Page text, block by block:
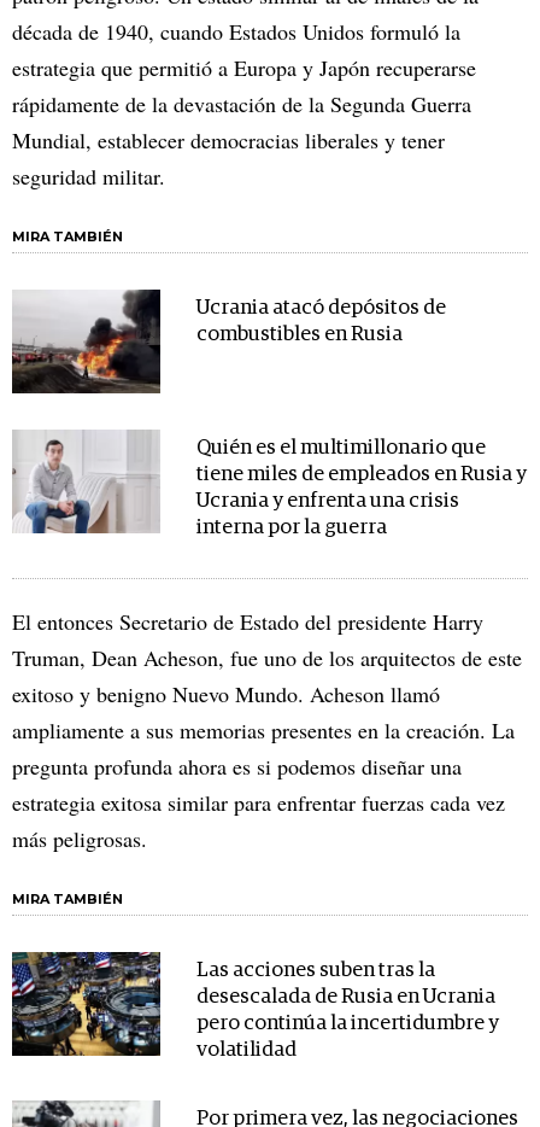
década de 1940, cuando Estados Unidos formuló la
estrategia que permitió a Europa y Japón recuperarse
rápidamente de la devastación de la Segunda Guerra
Mundial, establecer democracias liberales y tener
seguridad militar.
MIRA TAMBIÉN
Ucrania atacó depósitos de
combustibles en Rusia
Quién es el multimillonario que
tiene miles de empleados en Rusia y
Ucrania y enfrenta una crisis
interna por la guerra
El entonces Secretario de Estado del presidente Harry
Truman, Dean Acheson, fue uno de los arquitectos de este
exitoso y benigno Nuevo Mundo. Acheson llamó
ampliamente a sus memorias presentes en la creación. La
pregunta profunda ahora es si podemos diseñar una
estrategia exitosa similar para enfrentar fuerzas cada vez
más peligrosas.
MIRA TAMBIÉN
Las acciones suben tras la
desescalada de Rusia en Ucrania
pero continúa la incertidumbre y
volatilidad
Por primera vez, las negociaciones